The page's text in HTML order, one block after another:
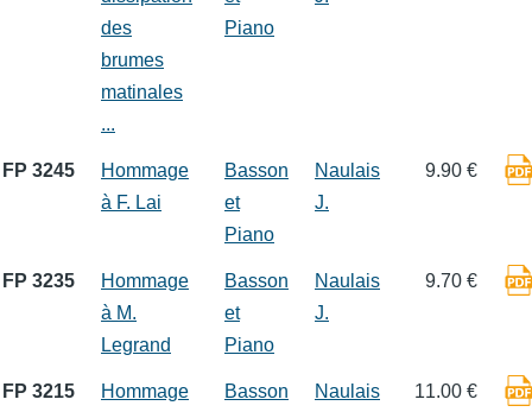
des
brumes
matinales
...
Piano
FP 3245
Hommage
à F. Lai
Basson
et
Piano
Naulais
J.
9.90 €
FP 3235
Hommage
à M.
Legrand
Basson
et
Piano
Naulais
J.
9.70 €
FP 3215
Hommage
Basson
Naulais
11.00 €